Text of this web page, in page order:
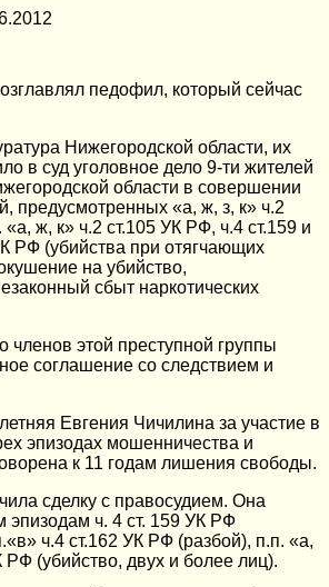
педофил, который сейчас
Нижегородской области, их
в суд уголовное дело 9-ти жителей
области в совершении
предусмотренных «а, ж, з, к» ч.2
«а, ж, к» ч.2 ст.105 УК РФ, ч.4 ст.159 и
РФ (убийства при отягчающих
на убийство,
сбыт наркотических
членов этой преступной группы
соглашение со следствием и
Евгения Чичилина за участие в
эпизодах мошенничества и
к 11 годам лишения свободы.
сделку с правосудием. Она
эпизодам ч. 4 ст. 159 УК РФ
ч.4 ст.162 УК РФ (разбой), п.п. «а,
РФ (убийство, двух и более лиц).